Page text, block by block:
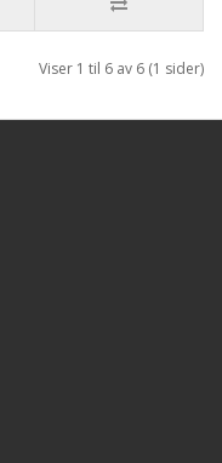
Viser 1 til 6 av 6 (1 sider)